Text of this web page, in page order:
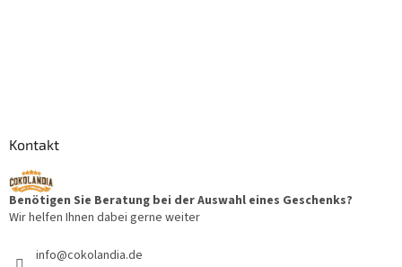
Kontakt
Benötigen Sie Beratung bei der Auswahl eines Geschenks?
Wir helfen Ihnen dabei gerne weiter
info@cokolandia.de